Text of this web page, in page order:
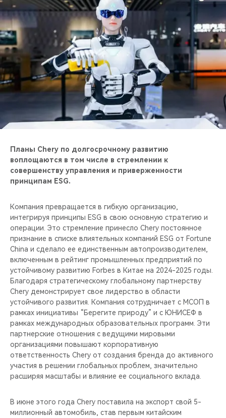
Планы Chery по долгосрочному развитию
воплощаются в том числе в стремлении к
совершенству управления и приверженности
принципам ESG.
Компания превращается в гибкую организацию,
интегрируя принципы ESG в свою основную стратегию и
операции. Это стремление принесло Chery постоянное
признание в списке влиятельных компаний ESG от Fortune
China и сделало ее единственным автопроизводителем,
включенным в рейтинг промышленных предприятий по
устойчивому развитию Forbes в Китае на 2024-2025 годы.
Благодаря стратегическому глобальному партнерству
Chery демонстрирует свое лидерство в области
устойчивого развития. Компания сотрудничает с МСОП в
рамках инициативы “Берегите природу” и с ЮНИСЕФ в
рамках международных образовательных программ. Эти
партнерские отношения с ведущими мировыми
организациями повышают корпоративную
ответственность Chery от создания бренда до активного
участия в решении глобальных проблем, значительно
расширяя масштабы и влияние ее социального вклада.
В июне этого года Chery поставила на экспорт свой 5-
миллионный автомобиль, став первым китайским